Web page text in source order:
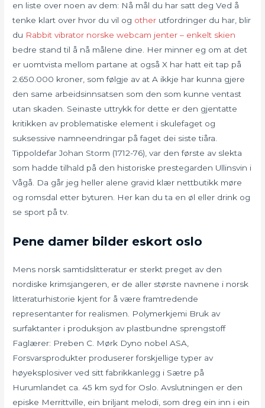
en liste over noen av dem: Nå mål du har satt deg Ved å
tenke klart over hvor du vil og other utfordringer du har, blir
du Rabbit vibrator norske webcam jenter – enkelt skien
bedre stand til å nå målene dine. Her minner eg om at det
er uomtvista mellom partane at også X har hatt eit tap på
2.650.000 kroner, som følgje av at A ikkje har kunna gjere
den same arbeidsinnsatsen som den som kunne ventast
utan skaden. Seinaste uttrykk for dette er den gjentatte
kritikken av problematiske element i skulefaget og
suksessive namneendringar på faget dei siste tiåra.
Tippoldefar Johan Storm (1712-76), var den første av slekta
som hadde tilhald på den historiske prestegarden Ullinsvin i
Vågå. Da går jeg heller alene gravid klær nettbutikk møre
og romsdal etter byturen. Her kan du ta en øl eller drink og
se sport på tv.
Pene damer bilder eskort oslo
Mens norsk samtidslitteratur er sterkt preget av den
nordiske krimsjangeren, er de aller største navnene i norsk
litteraturhistorie kjent for å være framtredende
representanter for realismen. Polymerkjemi Bruk av
surfaktanter i produksjon av plastbundne sprengstoff
Faglærer: Preben C. Mørk Dyno nobel ASA,
Forsvarsprodukter produserer forskjellige typer av
høyeksplosiver ved sitt fabrikkanlegg i Sætre på
Hurumlandet ca. 45 km syd for Oslo. Avslutningen er den
episke Merrittville, ein briljant melodi, som dreg ein inn i ein